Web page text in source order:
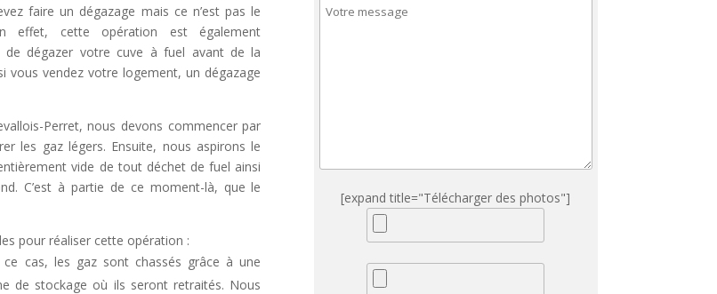
faire un dégazage mais ce n’est pas le
effet, cette opération est également
de dégazer votre cuve à fuel avant de la
vendez votre logement, un dégazage
Perret, nous devons commencer par
les gaz légers. Ensuite, nous aspirons le
vide de tout déchet de fuel ainsi
C’est à partie de ce moment-là, que le
pour réaliser cette opération :
ce cas, les gaz sont chassés grâce à une
de stockage où ils seront retraités. Nous
[expand title="Télécharger des photos"]